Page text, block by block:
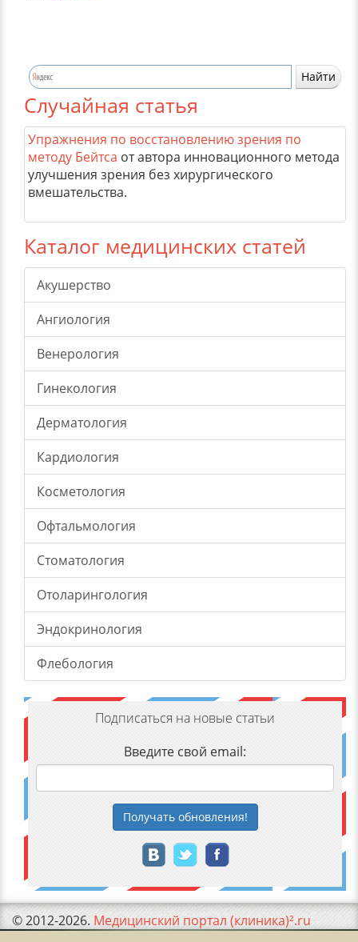
Случайная статья
Упражнения по восстановлению зрения по
методу Бейтса от автора инновационного метода
улучшения зрения без хирургического
вмешательства.
Каталог медицинских статей
Акушерство
Ангиология
Венерология
Гинекология
Дерматология
Кардиология
Косметология
Офтальмология
Стоматология
Отоларингология
Эндокринология
Флебология
Подписаться на новые статьи
Введите свой email:
Получатьобновления!
© 2012-2026. Медицинский портал (клиника)².ru